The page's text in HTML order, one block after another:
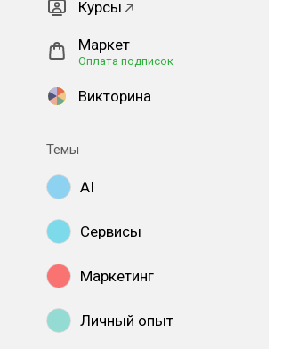
Курсы
Маркет
Оплата подписок
Викторина
Темы
AI
Сервисы
Маркетинг
Личный опыт